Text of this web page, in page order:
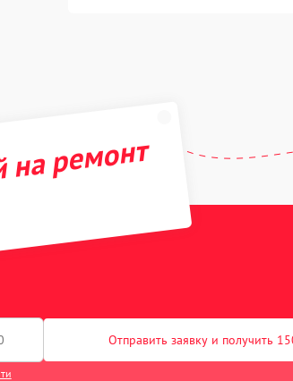
ремонт
Отправить заявку и получить